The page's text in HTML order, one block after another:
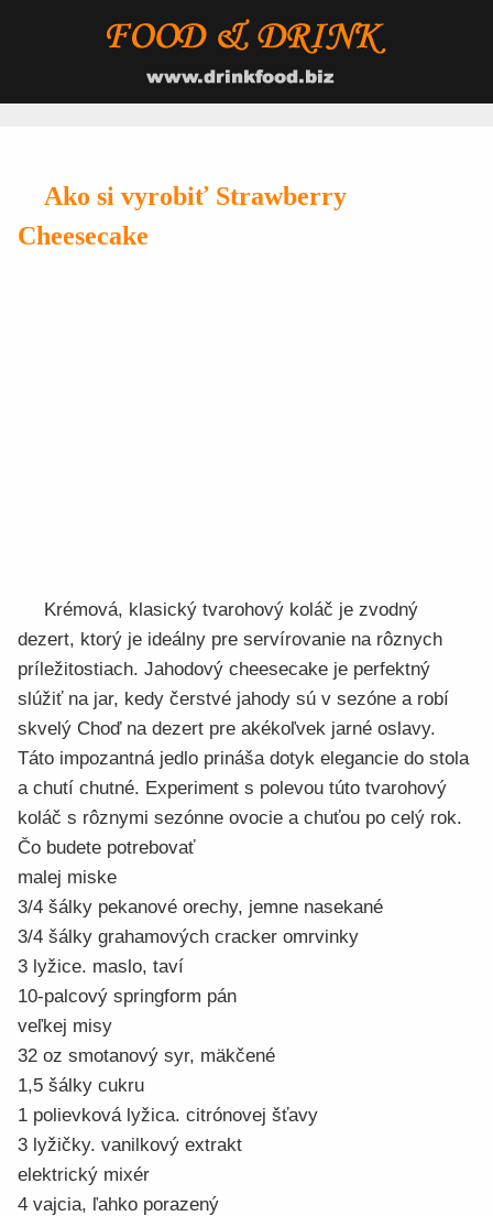
Ako si vyrobiť Strawberry
Cheesecake
Krémová, klasický tvarohový koláč je zvodný
dezert, ktorý je ideálny pre servírovanie na rôznych
príležitostiach. Jahodový cheesecake je perfektný
slúžiť na jar, kedy čerstvé jahody sú v sezóne a robí
skvelý Choď na dezert pre akékoľvek jarné oslavy.
Táto impozantná jedlo prináša dotyk elegancie do stola
a chutí chutné. Experiment s polevou túto tvarohový
koláč s rôznymi sezónne ovocie a chuťou po celý rok.
Čo budete potrebovať
malej miske
3/4 šálky pekanové orechy, jemne nasekané
3/4 šálky grahamových cracker omrvinky
3 lyžice. maslo, taví
10-palcový springform pán
veľkej misy
32 oz smotanový syr, mäkčené
1,5 šálky cukru
1 polievková lyžica. citrónovej šťavy
3 lyžičky. vanilkový extrakt
elektrický mixér
4 vajcia, ľahko porazený